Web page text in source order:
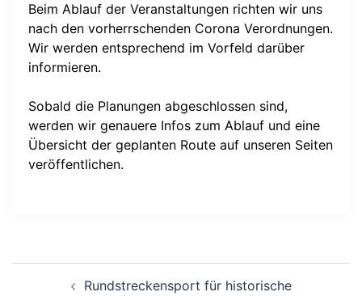
Beim Ablauf der Veranstaltungen richten wir uns
nach den vorherrschenden Corona Verordnungen.
Wir werden entsprechend im Vorfeld darüber
informieren.
Sobald die Planungen abgeschlossen sind,
werden wir genauere Infos zum Ablauf und eine
Übersicht der geplanten Route auf unseren Seiten
veröffentlichen.
Rundstreckensport für historische